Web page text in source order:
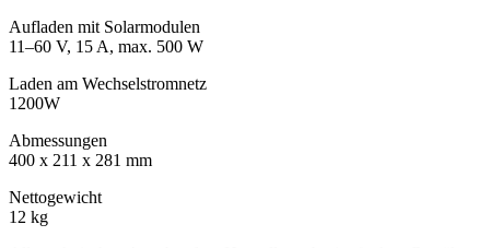
Aufladen mit Solarmodulen
11–60 V, 15 A, max. 500 W
Laden am Wechselstromnetz
1200W
Abmessungen
400 x 211 x 281 mm
Nettogewicht
12 kg